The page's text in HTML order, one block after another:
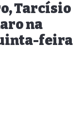
Tarcísio
na
feira